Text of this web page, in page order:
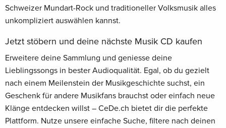
Schweizer Mundart-Rock und traditioneller Volksmusik alles
unkompliziert auswählen kannst.
Jetzt stöbern und deine nächste Musik CD kaufen
Erweitere deine Sammlung und geniesse deine
Lieblingssongs in bester Audioqualität. Egal, ob du gezielt
nach einem Meilenstein der Musikgeschichte suchst, ein
Geschenk für andere Musikfans brauchst oder einfach neue
Klänge entdecken willst – CeDe.ch bietet dir die perfekte
Plattform. Nutze unsere einfache Suche, filtere nach deinen